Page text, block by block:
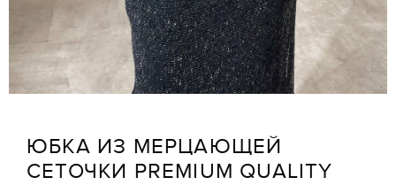
ЮБКА ИЗ МЕРЦАЮЩЕЙ
СЕТОЧКИ PREMIUM QUALITY